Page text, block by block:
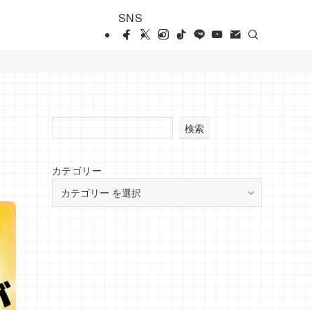
SNS
検索
カテゴリー